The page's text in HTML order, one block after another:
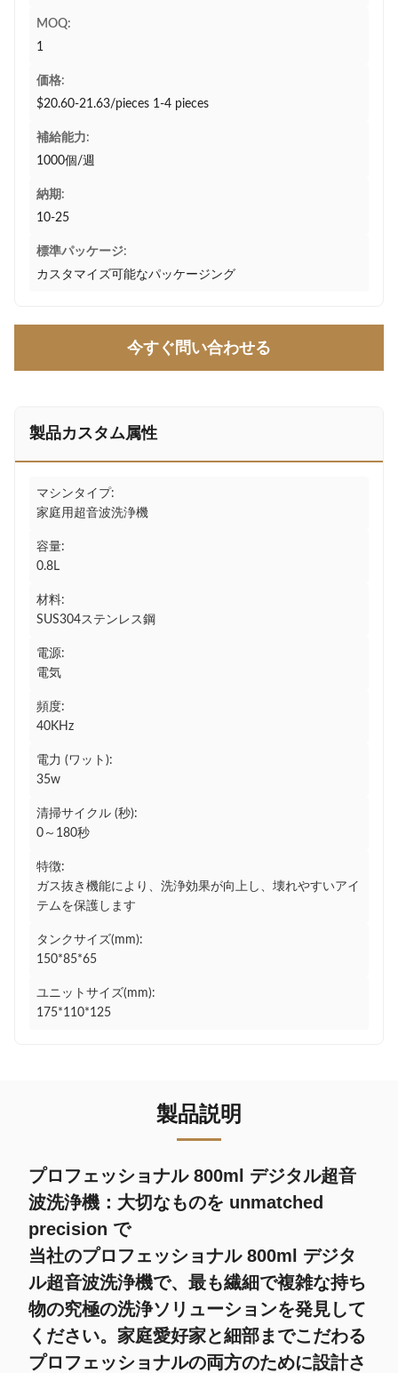
MOQ:
1
価格:
$20.60-21.63/pieces 1-4 pieces
補給能力:
1000個/週
納期:
10-25
標準パッケージ:
カスタマイズ可能なパッケージング
今すぐ問い合わせる
製品カスタム属性
マシンタイプ:
家庭用超音波洗浄機
容量:
0.8L
材料:
SUS304ステンレス鋼
電源:
電気
頻度:
40KHz
電力 (ワット):
35w
清掃サイクル (秒):
0～180秒
特徴:
ガス抜き機能により、洗浄効果が向上し、壊れやすいアイ
テムを保護します
タンクサイズ(mm):
150*85*65
ユニットサイズ(mm):
175*110*125
製品説明
プロフェッショナル 800ml デジタル超音
波洗浄機：大切なものを unmatched
precision で
当社のプロフェッショナル 800ml デジタ
ル超音波洗浄機で、最も繊細で複雑な持ち
物の究極の洗浄ソリューションを発見して
ください。家庭愛好家と細部までこだわる
プロフェッショナルの両方のために設計さ